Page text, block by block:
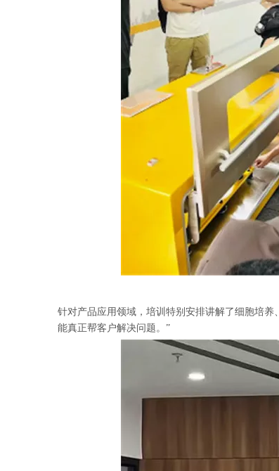
针对产品应用领域，培训特别安排讲解了细胞培
能真正帮客户解决问题。”